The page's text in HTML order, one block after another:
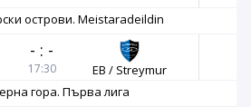
острови. Meistaradeildin
- : -
17:30
EB / Streymur
гора. Първа лига